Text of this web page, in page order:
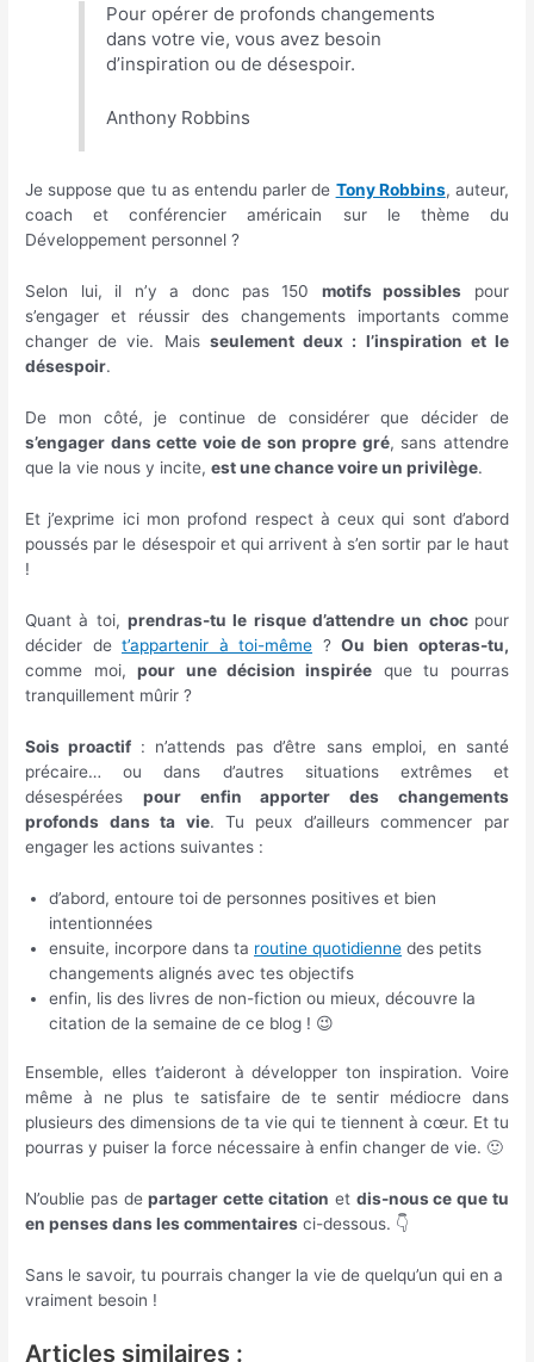
Pour opérer de profonds changements
dans votre vie, vous avez besoin
d’inspiration ou de désespoir.
Anthony Robbins
Je suppose que tu as entendu parler de Tony Robbins, auteur,
coach et conférencier américain sur le thème du
Développement personnel ?
Selon lui, il n’y a donc pas 150 motifs possibles pour
s’engager et réussir des changements importants comme
changer de vie. Mais seulement deux : l’inspiration et le
désespoir.
De mon côté, je continue de considérer que décider de
s’engager dans cette voie de son propre gré, sans attendre
que la vie nous y incite,est une chance voire un privilège.
Et j’exprime ici mon profond respect à ceux qui sont d’abord
poussés par le désespoir et qui arrivent à s’en sortir par le haut
!
Quant à toi,prendras-tu le risque d’attendre un choc pour
décider det’appartenir à toi-même ? Ou bien opteras-tu,
comme moi,pour une décision inspirée que tu pourras
tranquillement mûrir ?
Sois proactif : n’attends pas d’être sans emploi, en santé
précaire… ou dans d’autres situations extrêmes et
désespérées pour enfin apporter des changements
profonds dans ta vie. Tu peux d’ailleurs commencer par
engager les actions suivantes :
d’abord, entoure toi de personnes positives et bien
intentionnées
ensuite, incorpore dans ta routine quotidienne des petits
changements alignés avec tes objectifs
enfin, lis des livres de non-fiction ou mieux, découvre la
citation de la semaine de ce blog ! 😉
Ensemble, elles t’aideront à développer ton inspiration. Voire
même à ne plus te satisfaire de te sentir médiocre dans
plusieurs des dimensions de ta vie qui te tiennent à cœur. Et tu
pourras y puiser la force nécessaire à enfin changer de vie. 🙂
N’oublie pas departager cette citation et dis-nous ce que tu
en penses dans les commentaires ci-dessous. 👇
Sans le savoir, tu pourrais changer la vie de quelqu’un qui en a
vraiment besoin !
Articles similaires :